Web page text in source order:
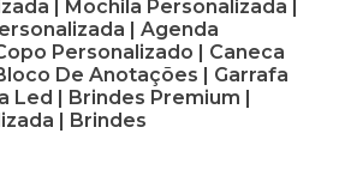
| Mochila Personalizada |
| Agenda
Personalizado | Caneca
De Anotações | Garrafa
Led | Brindes Premium |
| Brindes